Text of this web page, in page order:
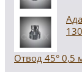
Отвод 45° 0,5